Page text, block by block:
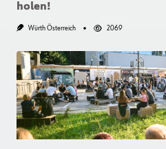
holen!
Würth Österreich 2069